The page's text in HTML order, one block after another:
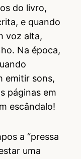
do livro,
e quando
voz alta,
Na época,
emitir sons,
páginas em
escândalo!
a “pressa
uma